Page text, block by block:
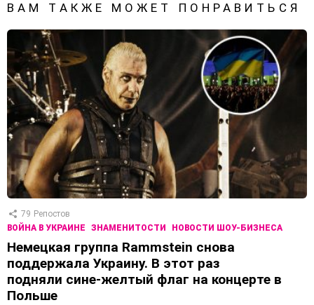
ВАМ ТАКЖЕ МОЖЕТ ПОНРАВИТЬСЯ
79 Репостов
ВОЙНА В УКРАИНЕ
ЗНАМЕНИТОСТИ НОВОСТИ ШОУ-БИЗНЕСА
Немецкая группа Rammstein снова
поддержала Украину. В этот раз
подняли сине-желтый флаг на концерте в
Польше